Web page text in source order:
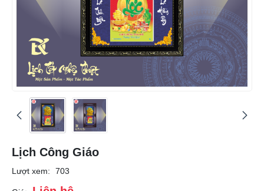
Lịch Công Giáo
Lượt xem: 703